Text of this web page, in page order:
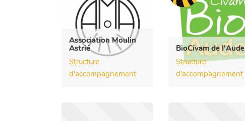
Association Moulin
Astrié
Structure
d'accompagnement
BioCivam de l'Aude
Structure
d'accompagnement